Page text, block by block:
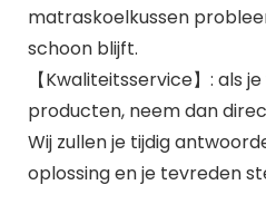
matraskoelkussen
schoon blijft.
【Kwaliteitsservice】: als
producten, neem dan
Wij zullen je tijdig
oplossing en je tevreden